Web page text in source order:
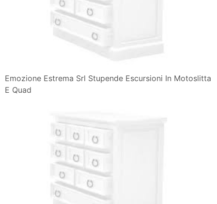
Emozione Estrema Srl Stupende Escursioni In Motoslitta
E Quad